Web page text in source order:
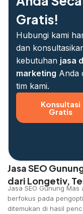
Gratis!
Hubungi kami
dan
kebutuhan jasa
marketing Anda
tim kami.
Konsultasi
Gratis
Jasa SEO
dari Longetiv,
Jasa SEO Gunung
berfokus pada
ditemukan di hasil